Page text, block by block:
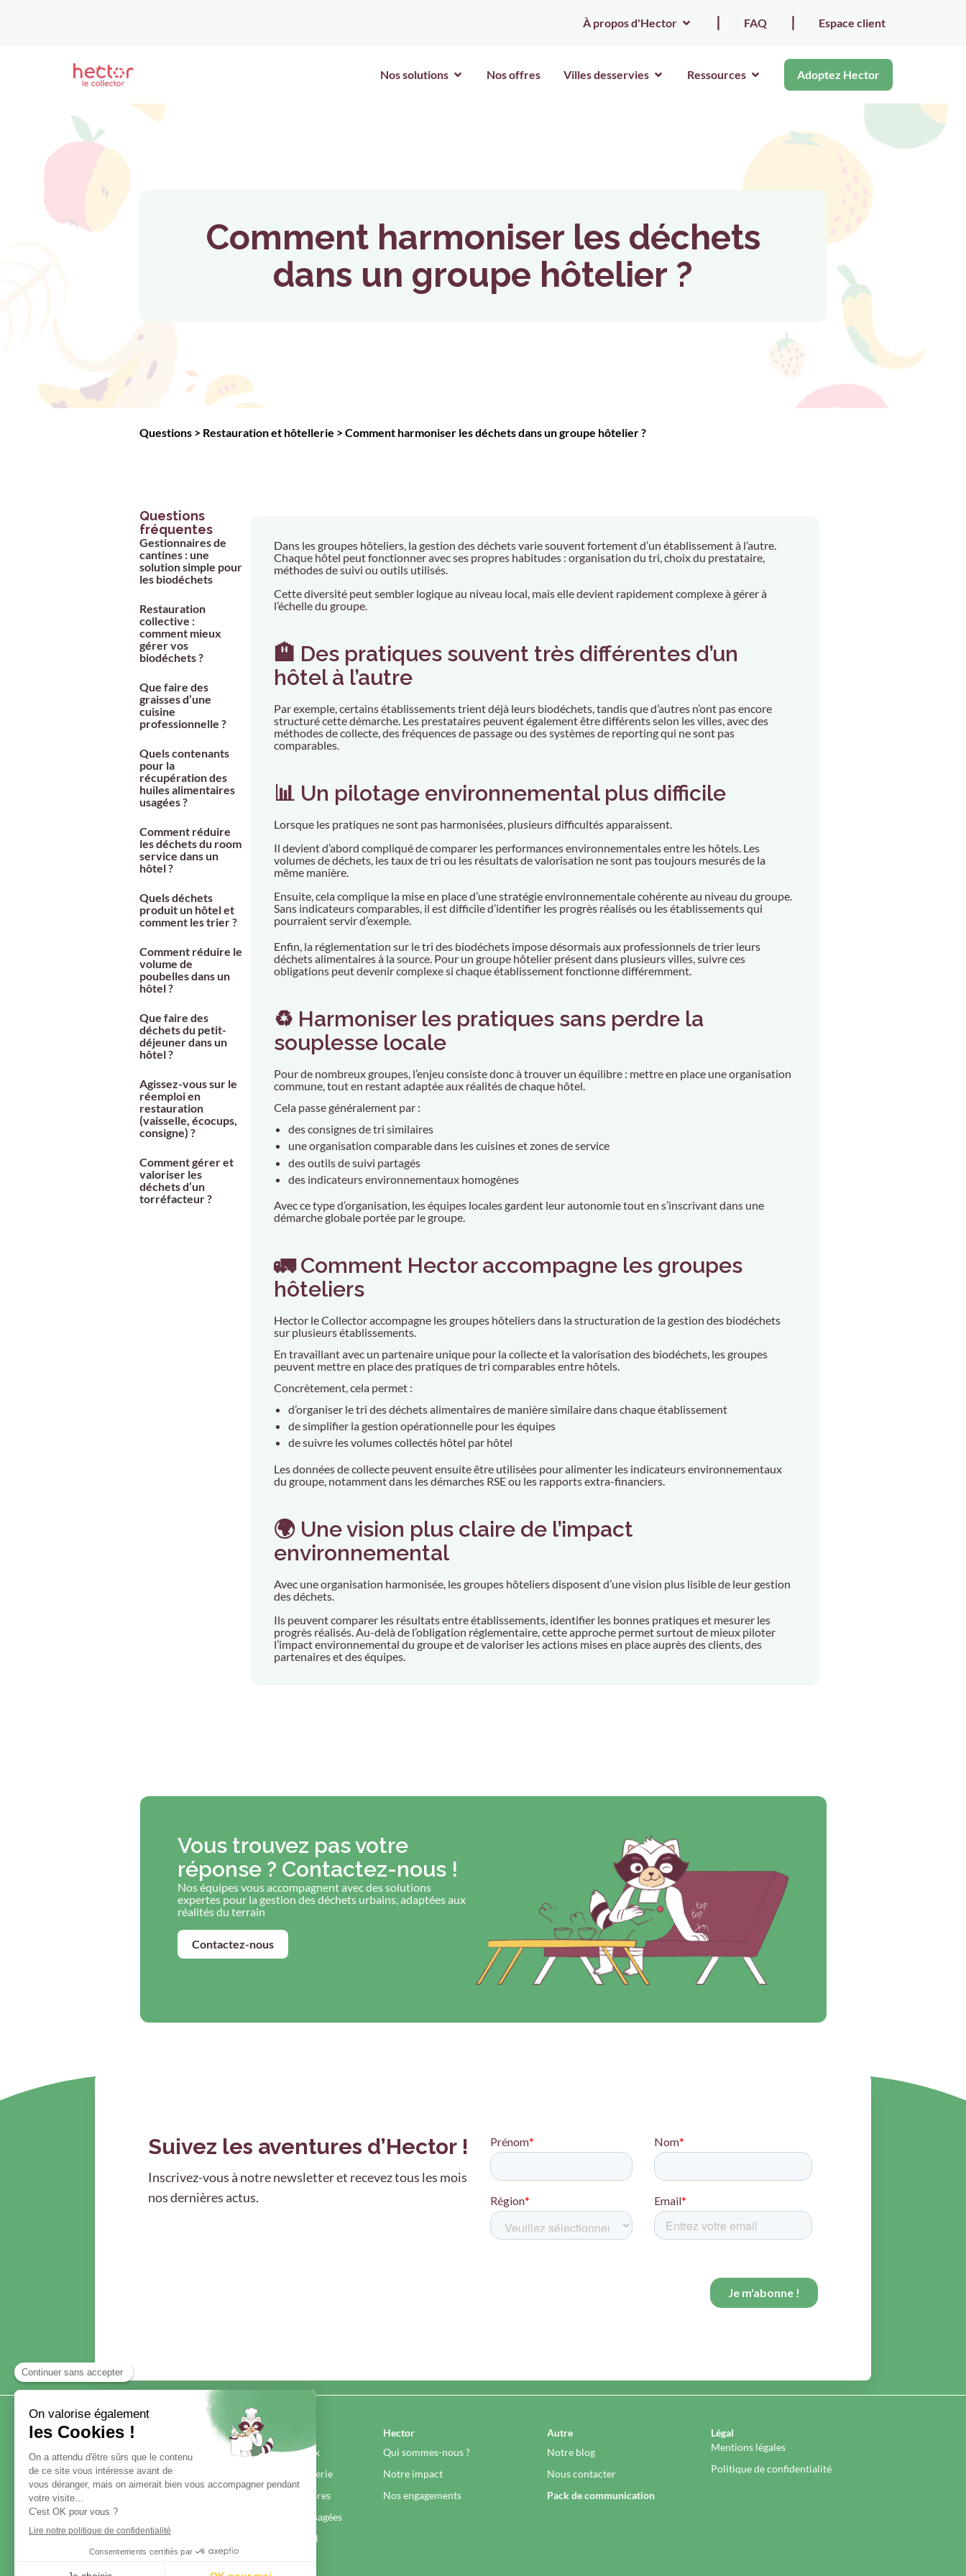
À propos d'Hector FAQ Espace client
Nos solutions Nos offres Villes desservies Ressources Adoptez Hector
Comment harmoniser les déchets
dans un groupe hôtelier ?
Questions > Restauration et hôtellerie >Comment harmoniser les déchets dans un groupe hôtelier ?
Questions
fréquentes
Gestionnaires de
cantines : une
solution simple pour
les biodéchets
Restauration
collective :
comment mieux
gérer vos
biodéchets ?
Que faire des
graisses d’une
cuisine
professionnelle ?
Quels contenants
pour la
récupération des
huiles alimentaires
usagées ?
Comment réduire
les déchets du room
service dans un
hôtel ?
Quels déchets
produit un hôtel et
comment les trier ?
Comment réduire le
volume de
poubelles dans un
hôtel ?
Que faire des
déchets du petit-
déjeuner dans un
hôtel ?
Agissez-vous sur le
réemploi en
restauration
(vaisselle, écocups,
consigne) ?
Comment gérer et
valoriser les
déchets d’un
torréfacteur ?
Dans les groupes hôteliers, la gestion des déchets varie souvent fortement d’un établissement à l’autre.
Chaque hôtel peut fonctionner avec ses propres habitudes : organisation du tri, choix du prestataire,
méthodes de suivi ou outils utilisés.
Cette diversité peut sembler logique au niveau local, mais elle devient rapidement complexe à gérer à
l’échelle du groupe.
🏨 Des pratiques souvent très différentes d’un
hôtel à l’autre
Par exemple, certains établissements trient déjà leurs biodéchets, tandis que d’autres n’ont pas encore
structuré cette démarche. Les prestataires peuvent également être différents selon les villes, avec des
méthodes de collecte, des fréquences de passage ou des systèmes de reporting qui ne sont pas
comparables.
📊 Un pilotage environnemental plus difficile
Lorsque les pratiques ne sont pas harmonisées, plusieurs difficultés apparaissent.
Il devient d’abord compliqué de comparer les performances environnementales entre les hôtels. Les
volumes de déchets, les taux de tri ou les résultats de valorisation ne sont pas toujours mesurés de la
même manière.
Ensuite, cela complique la mise en place d’une stratégie environnementale cohérente au niveau du groupe.
Sans indicateurs comparables, il est difficile d’identifier les progrès réalisés ou les établissements qui
pourraient servir d’exemple.
Enfin, la réglementation sur le tri des biodéchets impose désormais aux professionnels de trier leurs
déchets alimentaires à la source. Pour un groupe hôtelier présent dans plusieurs villes, suivre ces
obligations peut devenir complexe si chaque établissement fonctionne différemment.
♻️ Harmoniser les pratiques sans perdre la
souplesse locale
Pour de nombreux groupes, l’enjeu consiste donc à trouver un équilibre : mettre en place une organisation
commune, tout en restant adaptée aux réalités de chaque hôtel.
Cela passe généralement par :
des consignes de tri similaires
une organisation comparable dans les cuisines et zones de service
des outils de suivi partagés
des indicateurs environnementaux homogènes
Avec ce type d’organisation, les équipes locales gardent leur autonomie tout en s’inscrivant dans une
démarche globale portée par le groupe.
🚛 Comment Hector accompagne les groupes
hôteliers
Hector le Collector accompagne les groupes hôteliers dans la structuration de la gestion des biodéchets
sur plusieurs établissements.
En travaillant avec un partenaire unique pour la collecte et la valorisation des biodéchets, les groupes
peuvent mettre en place des pratiques de tri comparables entre hôtels.
Concrètement, cela permet :
d’organiser le tri des déchets alimentaires de manière similaire dans chaque établissement
de simplifier la gestion opérationnelle pour les équipes
de suivre les volumes collectés hôtel par hôtel
Les données de collecte peuvent ensuite être utilisées pour alimenter les indicateurs environnementaux
du groupe, notamment dans les démarches RSE ou les rapports extra-financiers.
🌍 Une vision plus claire de l’impact
environnemental
Avec une organisation harmonisée, les groupes hôteliers disposent d’une vision plus lisible de leur gestion
des déchets.
Ils peuvent comparer les résultats entre établissements, identifier les bonnes pratiques et mesurer les
progrès réalisés. Au-delà de l’obligation réglementaire, cette approche permet surtout de mieux piloter
l’impact environnemental du groupe et de valoriser les actions mises en place auprès des clients, des
partenaires et des équipes.
Vous trouvez pas votre
réponse ? Contactez-nous !
Nos équipes vous accompagnent avec des solutions
expertes pour la gestion des déchets urbains, adaptées aux
réalités du terrain
Contactez-nous
Suivez les aventures d’Hector !
Inscrivez-vous à notre newsletter et recevez tous les mois
nos dernières actus.
Nos offres
Entreprises et bureaux
Restauration et hôtellerie
Commerces alimentaires
Huiles alimentaires usagées
Déchets Événementiel
Hector
Qui sommes-nous ?
Notre impact
Nos engagements
Autre
Notre blog
Nous contacter
Pack de communication
Légal
Mentions légales
Politique de confidentialité